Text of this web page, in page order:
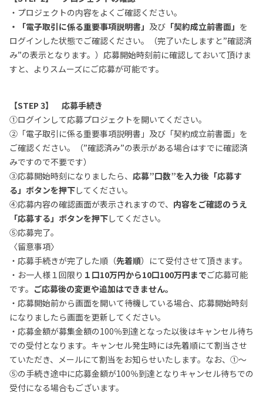
・プロジェクトの内容をよくご確認ください。
・「電子取引に係る重要事項説明書」 及び 「契約成立前書面」 を
ログインした状態でご確認ください。（完了いたしますと”確認済
み”の表示となります。）応募開始時刻前に確認しておいて頂けま
すと、よりスムーズにご応募が可能です。
【STEP 3】 応募手続き
①ログインして応募プロジェクトを開いてください。
②「電子取引に係る重要事項説明書」及び「契約成立前書面」を
ご確認ください。（”確認済み”の表示がある場合はすでに確認済
みですので不要です）
③応募開始時刻になりましたら、 応募”口数”を入力後「応募す
る」ボタンを押下してください。
④応募内容の確認画面が表示されますので、 内容をご確認のうえ
「応募する」ボタンを押下してください。
⑤応募完了。
〈留意事項〉
・応募手続きが完了した順（先着順）にて受付させて頂きます。
・お一人様１回限り １口10万円から10口100万円までご応募可能
です。 ご応募後の変更や追加はできません。
・応募開始前から画面を開いて待機している場合、応募開始時刻
になりましたら画面を更新してください。
・応募金額が募集金額の100％到達となった以後はキャンセル待ち
での受付となります。キャンセル発生時には先着順にて割当させ
ていただき、メールにて割当をお知らせいたします。なお、①～
⑤の手続き途中に応募金額が100％到達となりキャンセル待ちでの
受付になる場合もございます。